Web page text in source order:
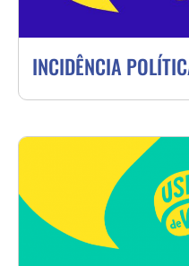
INCIDÊNCIA